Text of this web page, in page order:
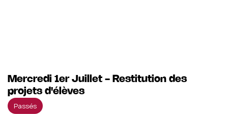
Mercredi 1er Juillet - Restitution des
projets d'élèves
Passés